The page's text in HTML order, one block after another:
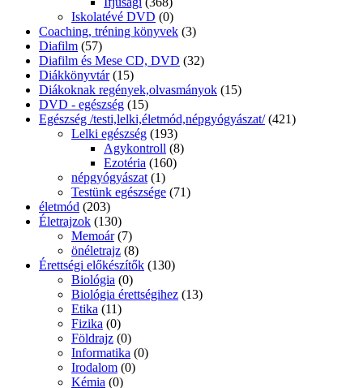
Iskolatévé DVD (0)
Coaching, tréning könyvek (3)
Diafilm (57)
Diafilm és Mese CD, DVD (32)
Diákkönyvtár (15)
Diákoknak regények,olvasmányok (15)
DVD - egészség (15)
Egészség /testi,lelki,életmód,népgyógyászat/ (421)
Lelki egészség (193)
Agykontroll (8)
Ezotéria (160)
népgyógyászat (1)
Testünk egészsége (71)
életmód (203)
Életrajzok (130)
Memoár (7)
önéletrajz (8)
Érettségi előkészítők (130)
Biológia (0)
Biológia érettségihez (13)
Etika (11)
Fizika (0)
Földrajz (0)
Informatika (0)
Irodalom (0)
Kémia (0)